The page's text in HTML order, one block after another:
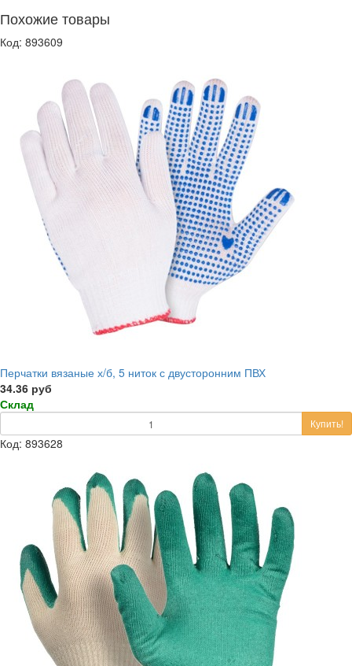
Похожие товары
Код: 893609
Перчатки вязаные х/б, 5 ниток с двусторонним ПВХ
34.36 руб
Склад
Купить!
Код: 893628